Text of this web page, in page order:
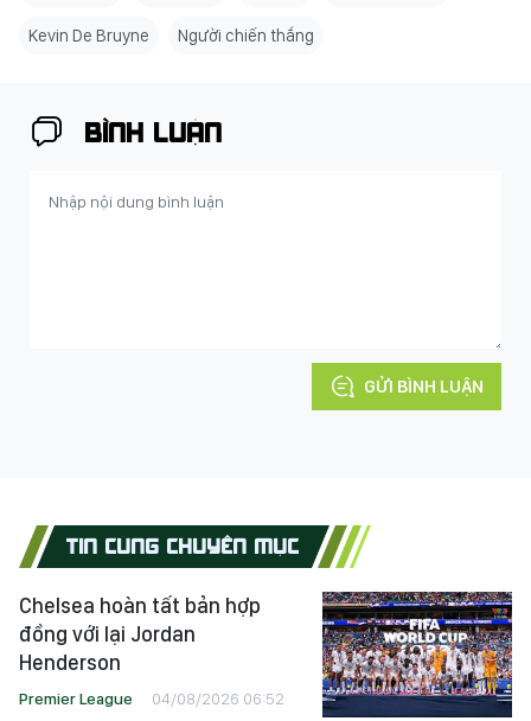
Kevin De Bruyne Người chiến thắng
BÌNH LUẬN
GỬI BÌNH LUẬN
TIN CÙNG CHUYÊN MỤC
Chelsea hoàn tất bản hợp
đồng với lại Jordan
Henderson
Premier League 04/08/2026 06:52